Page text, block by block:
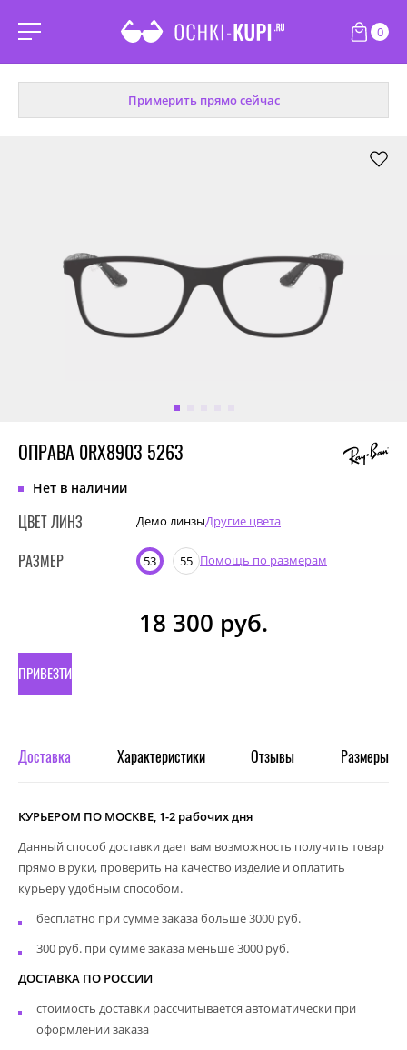
0
Примерить прямо сейчас
ОПРАВА 0RX8903 5263
Нет в наличии
ЦВЕТ ЛИНЗ Демо линзыДругие цвета
РАЗМЕР 53 55 Помощь по размерам
18 300 руб.
ПРИВЕЗТИ
ЗАКАЗ
Доставка Характеристики Отзывы Размеры
КУРЬЕРОМ ПО МОСКВЕ, 1-2 рабочих дня
Данный способ доставки дает вам возможность получить товар
прямо в руки, проверить на качество изделие и оплатить
курьеру удобным способом.
бесплатно при сумме заказа больше 3000 руб.
300 руб. при сумме заказа меньше 3000 руб.
ДОСТАВКА ПО РОССИИ
стоимость доставки рассчитывается автоматически при
оформлении заказа